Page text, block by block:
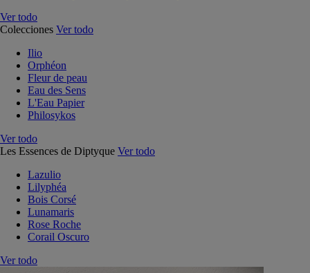
Ver todo
Colecciones Ver todo
Ilio
Orphéon
Fleur de peau
Eau des Sens
L'Eau Papier
Philosykos
Ver todo
Les Essences de Diptyque Ver todo
Lazulio
Lilyphéa
Bois Corsé
Lunamaris
Rose Roche
Corail Oscuro
Ver todo